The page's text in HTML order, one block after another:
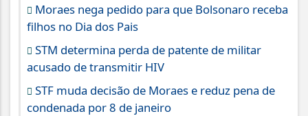
Moraes nega pedido para que Bolsonaro receba
filhos no Dia dos Pais
STM determina perda de patente de militar
acusado de transmitir HIV
STF muda decisão de Moraes e reduz pena de
condenada por 8 de janeiro